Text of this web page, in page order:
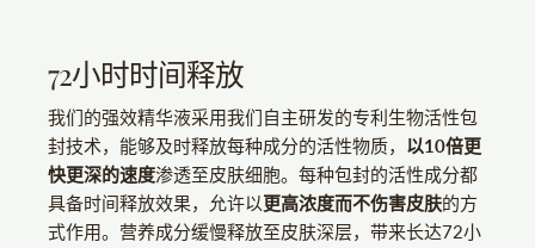
72小时时间释放
我们的强效精华液采用我们自主研发的专利生物活性包
封技术，能够及时释放每种成分的活性物质， 以10倍更
快更深的速度渗透至皮肤细胞。每种包封的活性成分都
具备时间释放效果，允许以更高浓度而不伤害皮肤的方
式作用。营养成分缓慢释放至皮肤深层，带来长达72小